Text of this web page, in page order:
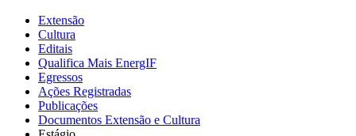
Extensão
Cultura
Editais
Qualifica Mais EnergIF
Egressos
Ações Registradas
Publicações
Documentos Extensão e Cultura